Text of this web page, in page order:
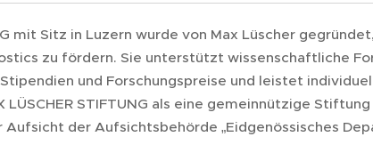
mit Sitz in Luzern wurde von Max Lüscher
zu fördern. Sie unterstützt wissenschaftliche
und Forschungspreise und leistet
STIFTUNG als eine gemeinnützige
der Aufsichtsbehörde „Eidgenössisches